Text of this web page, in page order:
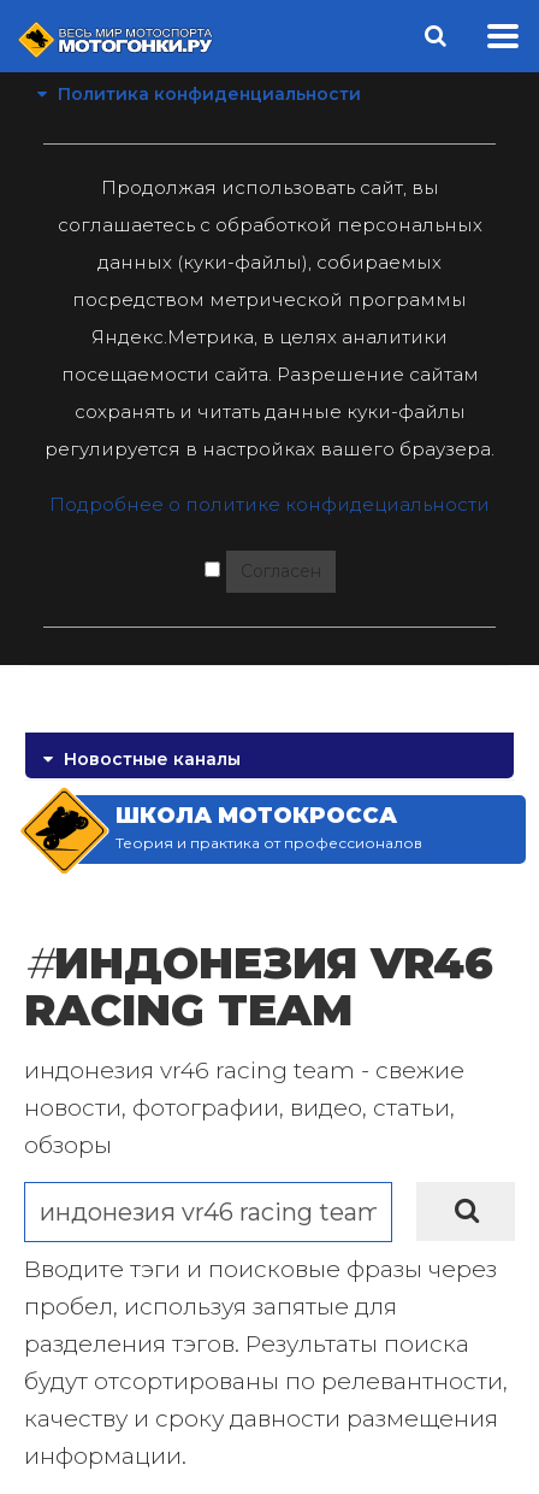
Политика конфиденциальности
Продолжая использовать сайт, вы
соглашаетесь с обработкой персональных
данных (куки-файлы), собираемых
посредством метрической программы
Яндекс.Метрика, в целях аналитики
посещаемости сайта. Разрешение сайтам
сохранять и читать данные куки-файлы
регулируется в настройках вашего браузера.
Подробнее о политике конфидециальности
Согласен
Новостные каналы
ШКОЛА МОТОКРОССА
Теория и практика от профессионалов
#ИНДОНЕЗИЯ VR46
RACING TEAM
индонезия vr46 racing team - свежие
новости, фотографии, видео, статьи,
обзоры
Вводите тэги и поисковые фразы через
пробел, используя запятые для
разделения тэгов. Результаты поиска
будут отсортированы по релевантности,
качеству и сроку давности размещения
информации.